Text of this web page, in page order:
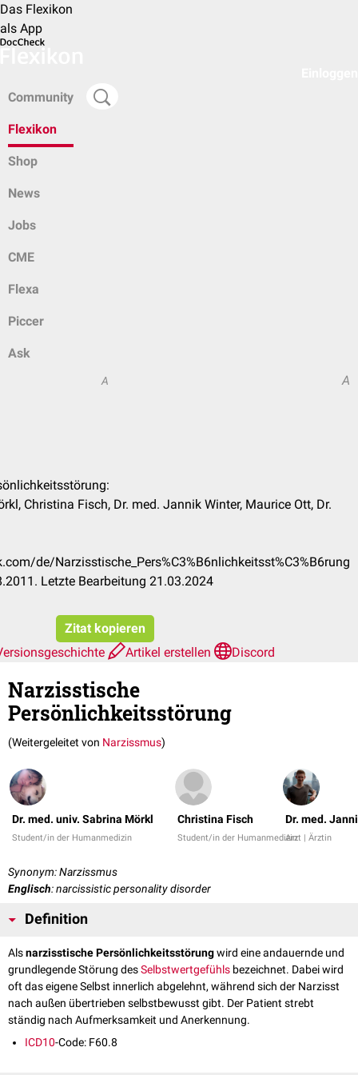
Das Flexikon
als App
Community
Flexikon
Shop
News
Jobs
CME
Flexa
Piccer
Ask
A A
Christina Fisch, Dr. med. Jannik Winter, Maurice Ott, Dr.
de/Narzisstische_Pers%C3%B6nlichkeitsst%C3%B6rung
Letzte Bearbeitung 21.03.2024
Zitat kopieren
Artikel erstellen Discord
Narzisstische
Persönlichkeitsstörung
(Weitergeleitet von Narzissmus)
Dr. med. univ. Sabrina Mörkl
Student/in der Humanmedizin
Christina Fisch
Student/in der Humanmedizin
Dr. med.
Arzt | Ärztin
Synonym: Narzissmus
Englisch: narcissistic personality disorder
Definition
Alsnarzisstische Persönlichkeitsstörungwird eine andauernde und
grundlegende Störung desSelbstwertgefühls bezeichnet. Dabei wird
oft das eigene Selbst innerlich abgelehnt, während sich der Narzisst
nach außen übertrieben selbstbewusst gibt. Der Patient strebt
ständig nach Aufmerksamkeit und Anerkennung.
ICD10-Code: F60.8